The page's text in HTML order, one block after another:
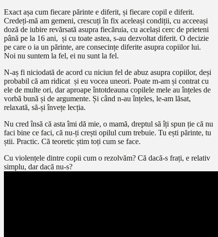
Exact așa cum fiecare părinte e diferit, și fiecare copil e diferit.
Credeți-mă am gemeni, crescuți în fix aceleași condiții, cu acceeași
doză de iubire revărsată asupra fiecăruia, cu același cerc de prieteni
până pe la 16 ani, și cu toate astea, s-au dezvoltat diferit. O decizie
pe care o ia un părinte, are consecințe diferite asupra copiilor lui.
Noi nu suntem la fel, ei nu sunt la fel.
N-aș fi niciodată de acord cu niciun fel de abuz asupra copiilor, deși
probabil că am ridicat și eu vocea uneori. Poate m-am și contrat cu
ele de multe ori, dar aproape întotdeauna copilele mele au înțeles de
vorbă bună și de argumente. Și când n-au înțeles, le-am lăsat,
relaxată, să-și învețe lecția.
Nu cred însă că asta îmi dă mie, o mamă, dreptul să îți spun ție că nu
faci bine ce faci, că nu-ți crești opilul cum trebuie. Tu ești părinte, tu
știi. Practic. Că teoretic știm toți cum se face.
Cu violențele dintre copii cum o rezolvăm? Că dacă-s frați, e relativ
simplu, dar dacă nu-s?